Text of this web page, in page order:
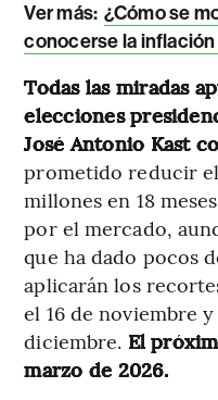
Ver más: ¿Cómo se
conocerse la
Todas las miradas
elecciones
José Antonio Kast
prometido reducir
millones en 18
por el mercado,
que ha dado pocos
aplicarán los
el 16 de noviembre
diciembre. El
marzo de 2026.